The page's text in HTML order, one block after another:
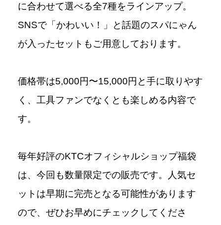
に合わせて選べる全7種をラインアップ。
SNSで「かわいい！」と話題のスパにゃん
が入ったセットもご用意しております。
価格帯は5,000円〜15,000円と手に取りやす
く、工具ファンでなくとも楽しめる内容で
す。
毎年好評のKTCオフィシャルショップ福袋
は、今回も数量限定での販売です。人気セ
ットは早期に完売となる可能性があります
ので、ぜひお早めにチェックしてくださ